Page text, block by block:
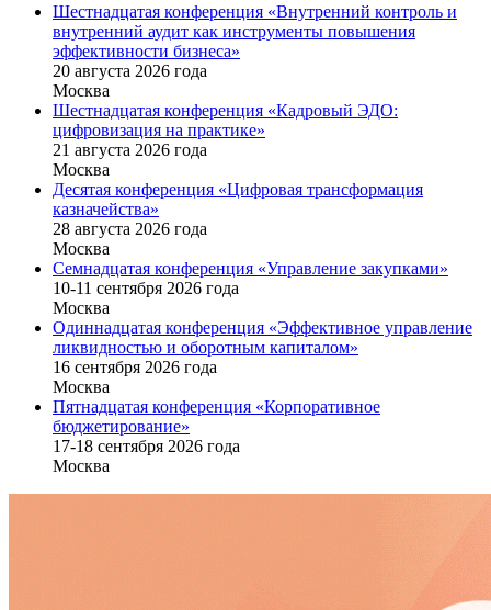
Шестнадцатая конференция «Внутренний контроль и
внутренний аудит как инструменты повышения
эффективности бизнеса»
20 августа 2026 года
Москва
Шестнадцатая конференция «Кадровый ЭДО:
цифровизация на практике»
21 августа 2026 года
Москва
Десятая конференция «Цифровая трансформация
казначейства»
28 августа 2026 года
Москва
Семнадцатая конференция «Управление закупками»
10-11 сентября 2026 года
Москва
Одиннадцатая конференция «Эффективное управление
ликвидностью и оборотным капиталом»
16 cентября 2026 года
Москва
Пятнадцатая конференция «Корпоративное
бюджетирование»
17-18 сентября 2026 года
Москва